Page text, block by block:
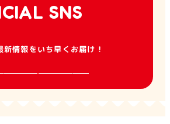
SNS
新情報をいち早くお届け！